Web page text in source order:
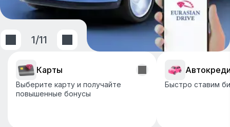
1/11
Карты
Выберите карту и получайте
повышенные бонусы
Быстро ставим